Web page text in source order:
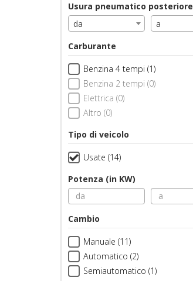
Usura pneumatico posteriore
da
a
Carburante
Benzina 4 tempi (1)
Benzina 2 tempi (0)
Elettrica (0)
Altro (0)
Tipo di veicolo
Usate (14)
Potenza (in KW)
Cambio
Manuale (11)
Automatico (2)
Semiautomatico (1)